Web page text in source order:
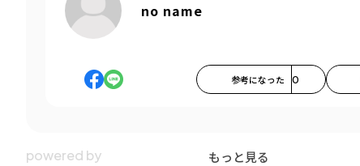
no name
参考になった 0
もっと見る